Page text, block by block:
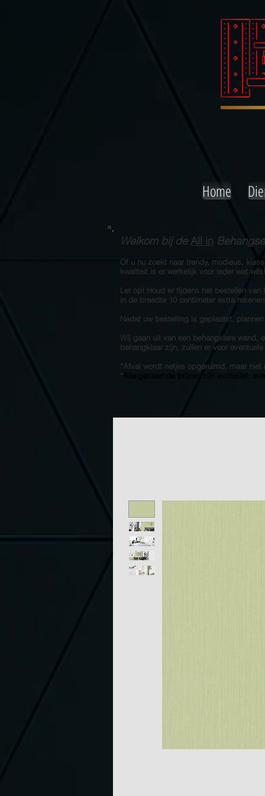
Home
Welkom bij deAll in
Of u nu zoekt naar trendy, modieus,
kwaliteit is er werkelijk voor ieder wat
Let op! Houd er tijdens het bestellen
in de breedte 10 centimeter extra
Nadat uw bestelling is geplaatst,
Wij gaan uit van een behangklare wand,
behangklaar zijn, zullen er voor
*Afval wordt netjes opgeruimd, maar niet
* Alle genoemde prijzen zijn exclusief: